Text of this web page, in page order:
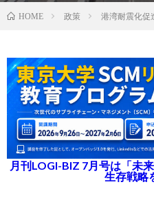
HOME 政策 港湾耐震化促
月刊LOGI-BIZ 7月号は「未
生存戦略